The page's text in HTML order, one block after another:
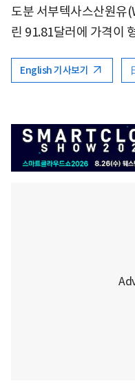
도분 서부텍사스산원유
린 91.81달러에 가격이
English 기사보기